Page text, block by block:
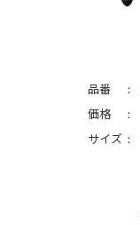
品番
価格
サイズ